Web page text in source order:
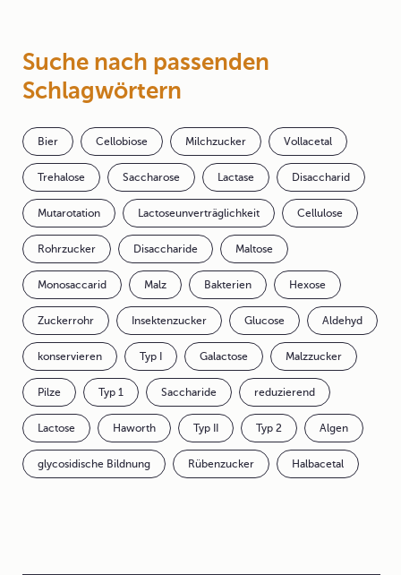
Suche nach passenden
Schlagwörtern
Bier Cellobiose Milchzucker Vollacetal
Trehalose Saccharose Lactase Disaccharid
Mutarotation Lactoseunverträglichkeit Cellulose
Rohrzucker Disaccharide Maltose
Monosaccarid Malz Bakterien Hexose
Zuckerrohr Insektenzucker Glucose Aldehyd
konservieren Typ I Galactose Malzzucker
Pilze Typ 1 Saccharide reduzierend
Lactose Haworth Typ II Typ 2 Algen
glycosidische Bildnung Rübenzucker Halbacetal